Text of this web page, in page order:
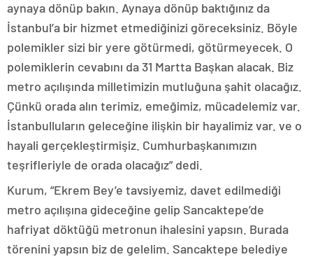
aynaya dönüp bakın. Aynaya dönüp baktığınız da
İstanbul’a bir hizmet etmediğinizi göreceksiniz. Böyle
polemikler sizi bir yere götürmedi, götürmeyecek. O
polemiklerin cevabını da 31 Martta Başkan alacak. Biz
metro açılışında milletimizin mutluğuna şahit olacağız.
Çünkü orada alın terimiz, emeğimiz, mücadelemiz var.
İstanbulluların geleceğine ilişkin bir hayalimiz var. ve o
hayali gerçekleştirmişiz. Cumhurbaşkanımızın
teşrifleriyle de orada olacağız” dedi.
Kurum, “Ekrem Bey’e tavsiyemiz, davet edilmediği
metro açılışına gideceğine gelip Sancaktepe’de
hafriyat döktüğü metronun ihalesini yapsın. Burada
törenini yapsın biz de gelelim. Sancaktepe belediye